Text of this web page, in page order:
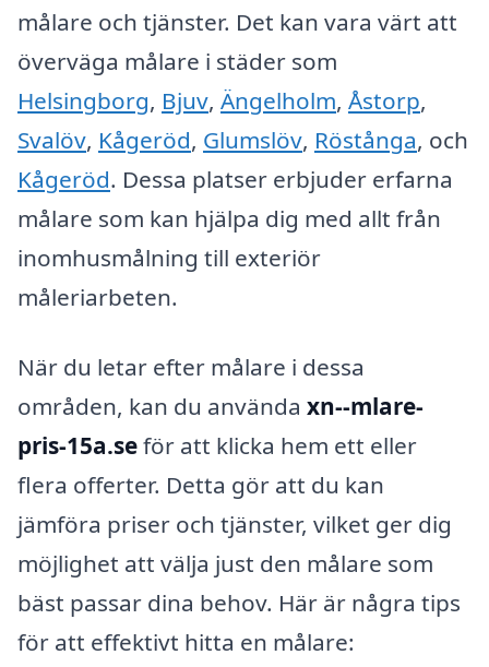
målare och tjänster. Det kan vara värt att
överväga målare i städer som
Helsingborg, Bjuv, Ängelholm, Åstorp,
Svalöv, Kågeröd, Glumslöv, Röstånga, och
Kågeröd. Dessa platser erbjuder erfarna
målare som kan hjälpa dig med allt från
inomhusmålning till exteriör
måleriarbeten.
När du letar efter målare i dessa
områden, kan du använda xn--mlare-
pris-15a.seför att klicka hem ett eller
flera offerter. Detta gör att du kan
jämföra priser och tjänster, vilket ger dig
möjlighet att välja just den målare som
bäst passar dina behov. Här är några tips
för att effektivt hitta en målare: